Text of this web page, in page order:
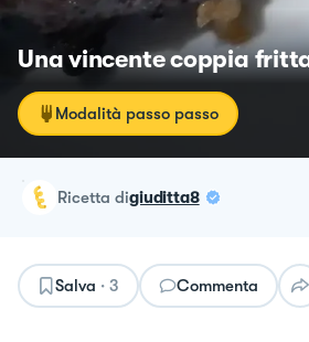
Una vincente coppia
Modalità passo passo
ricetta digiuditta8
Salva · 3 Commenta